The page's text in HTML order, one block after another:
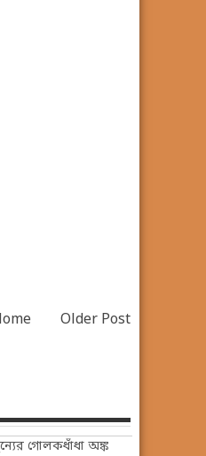
Older Post
গোলকধাঁধা অঙ্ক